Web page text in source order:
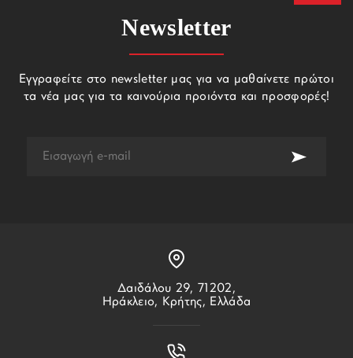
Δαιδάλου 29, 71202,
Ηράκλειο, Κρήτης, Ελλάδα
Newsletter
Εγγραφείτε στο newsletter μας για να μαθαίνετε πρώτοι
τα νέα μας για τα καινούρια προιόντα και προσφορές!